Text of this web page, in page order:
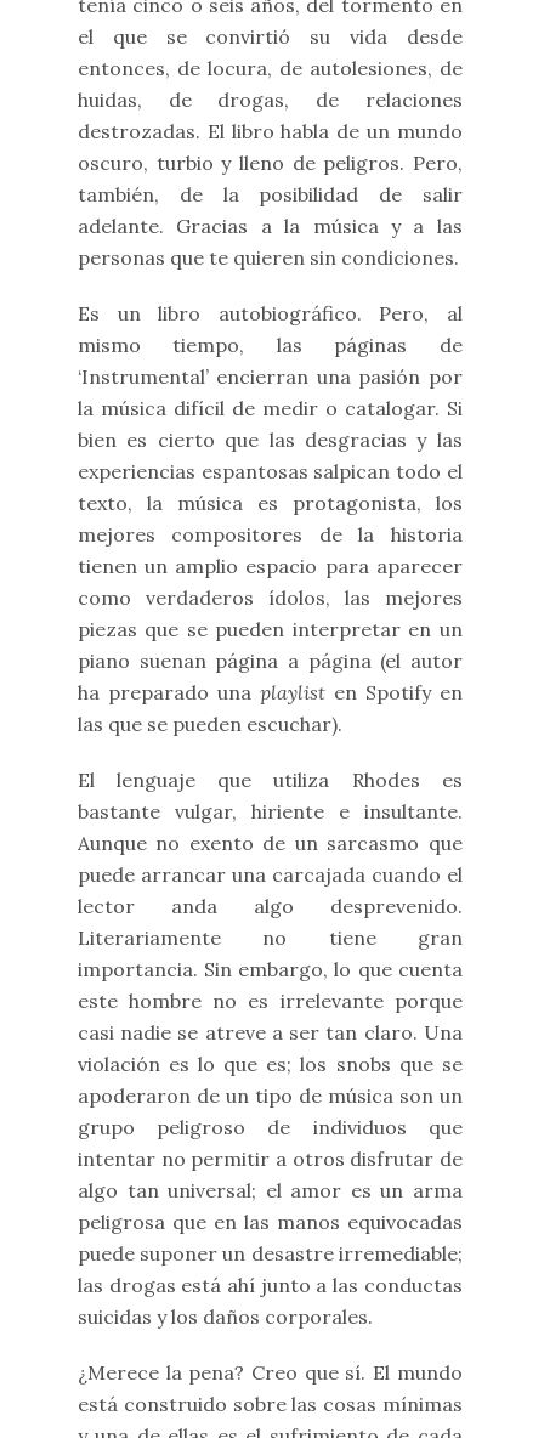
tenía cinco o seis años, del tormento en
el que se convirtió su vida desde
entonces, de locura, de autolesiones, de
huidas, de drogas, de relaciones
destrozadas. El libro habla de un mundo
oscuro, turbio y lleno de peligros. Pero,
también, de la posibilidad de salir
adelante. Gracias a la música y a las
personas que te quieren sin condiciones.
Es un libro autobiográfico. Pero, al
mismo tiempo, las páginas de
‘Instrumental’ encierran una pasión por
la música difícil de medir o catalogar. Si
bien es cierto que las desgracias y las
experiencias espantosas salpican todo el
texto, la música es protagonista, los
mejores compositores de la historia
tienen un amplio espacio para aparecer
como verdaderos ídolos, las mejores
piezas que se pueden interpretar en un
piano suenan página a página (el autor
ha preparado una playlisten Spotify en
las que se pueden escuchar).
El lenguaje que utiliza Rhodes es
bastante vulgar, hiriente e insultante.
Aunque no exento de un sarcasmo que
puede arrancar una carcajada cuando el
lector anda algo desprevenido.
Literariamente no tiene gran
importancia. Sin embargo, lo que cuenta
este hombre no es irrelevante porque
casi nadie se atreve a ser tan claro. Una
violación es lo que es; los snobs que se
apoderaron de un tipo de música son un
grupo peligroso de individuos que
intentar no permitir a otros disfrutar de
algo tan universal; el amor es un arma
peligrosa que en las manos equivocadas
puede suponer un desastre irremediable;
las drogas está ahí junto a las conductas
suicidas y los daños corporales.
¿Merece la pena? Creo que sí. El mundo
está construido sobre las cosas mínimas